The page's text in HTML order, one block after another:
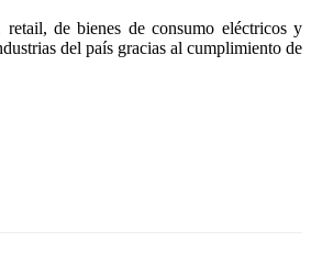
de bienes de consumo eléctricos y
del país gracias al cumplimiento de